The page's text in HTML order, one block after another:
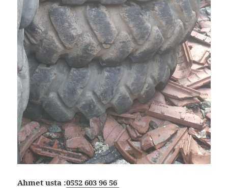
Ahmet usta :0552 603 96 56